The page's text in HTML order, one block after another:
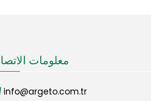
معلومات
info@argeto.com.tr